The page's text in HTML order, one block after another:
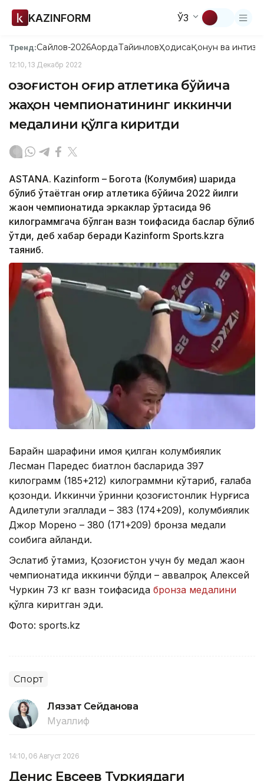
KAZINFORM ЎЗ
Тренд:Сайлов-2026АқордаТайинловҲодисаҚонун ва
12:10, 13 Декабр 2022
Қозоғистон оғир атлетика бўйича
жаҳон чемпионатининг иккинчи
медалини қўлга киритди
ASTANA. Kazinform – Богота (Колумбия) шаҳрида
бўлиб ўтаётган оғир атлетика бўйича 2022 йилги
жаҳон чемпионатида эркаклар ўртасида 96
килограммгача бўлган вазн тоифасида баҳслар бўлиб
ўтди, деб хабар беради Kazinform Sports.kzга
таяниб.
Баҳрайн шарафини ҳимоя қилган колумбиялик
Лесман Паредес биатлон баҳсларида 397
килограмм (185+212) килограммни кўтариб, ғалаба
қозонди. Иккинчи ўринни қозоғистонлик Нурғиса
Адилетули эгаллади – 383 (174+209), колумбиялик
Джор Морено – 380 (171+209) бронза медали
соҳибига айланди.
Эслатиб ўтамиз, Қозоғистон учун бу медал жаҳон
чемпионатида иккинчи бўлди – аввалроқ Алексей
Чуркин 73 кг вазн тоифасида бронза медалини
қўлга киритган эди.
Фото: sports.kz
Спорт
Ляззат Сейданова
Муаллиф
14:10, 06 Август 2026
Денис Евсеев Туркиядаги